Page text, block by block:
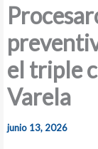
el triple
Varela
junio 13, 2026